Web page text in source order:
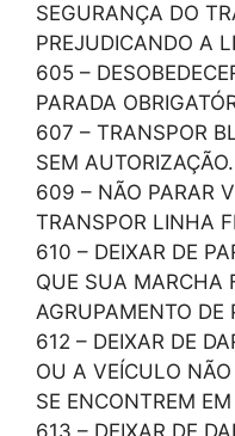
SEGURANÇA DO
PREJUDICANDO A
605 –
PARADA
607 – TRANSPOR
SEM AUTORIZAÇÃO.
609 – NÃO PARAR
TRANSPOR LINHA
610 – DEIXAR DE
QUE SUA MARCHA
AGRUPAMENTO DE
612 – DEIXAR DE
OU A VEÍCULO
SE ENCONTREM